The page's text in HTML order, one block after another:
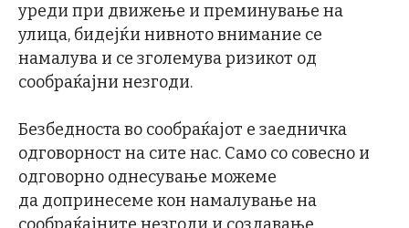
уреди при движење и преминување на
улица, бидејќи нивното внимание се
намалува и се зголемува ризикот од
сообраќајни незгоди.
Безбедноста во сообраќајот е заедничка
одговорност на сите нас. Само со совесно и
одговорно однесување можеме
да допринесеме кон намалување на